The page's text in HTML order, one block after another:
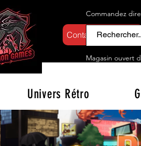
Contactez-nous
Commandez
Magasin ouvert d
Univers Rétro